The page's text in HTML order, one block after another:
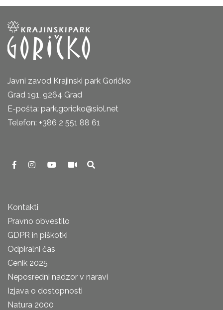
Javni zavod Krajinski park Goričko
Grad 191, 9264 Grad
E-pošta: park.goricko@siol.net
Telefon: +386 2 551 88 61
Kontakti
Pravno obvestilo
GDPR in piškotki
Odpiralni čas
Cenik 2025
Neposredni nadzor v naravi
Izjava o dostopnosti
Natura 2000